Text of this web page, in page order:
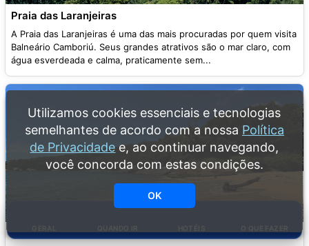
Praia das Laranjeiras
A Praia das Laranjeiras é uma das mais procuradas por quem visita
Balneário Camboriú. Seus grandes atrativos são o mar claro, com
água esverdeada e calma, praticamente sem...
Praia de TaquarasQUANDO IR HOTÉIS O QUE FAZER
Utilizamos cookies essenciais e tecnologias
semelhantes de acordo com a nossa Política
de Privacidade e, ao continuar navegando,
você concorda com estas condições.
OK